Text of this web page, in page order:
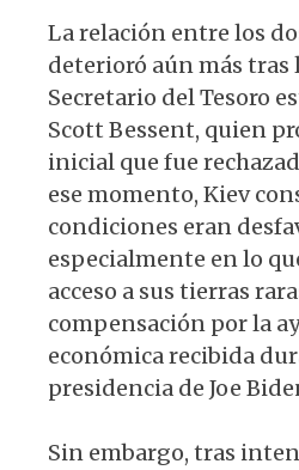
La relación entre los
deterioró aún más tras
Secretario del Tesoro
Scott Bessent, quien
inicial que fue
ese momento, Kiev
condiciones eran
especialmente en lo
acceso a sus tierras
compensación por la
económica recibida
presidencia de Joe
Sin embargo, tras